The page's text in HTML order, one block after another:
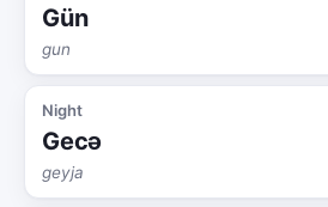
Gün
gun
Night
Gecə
geyja